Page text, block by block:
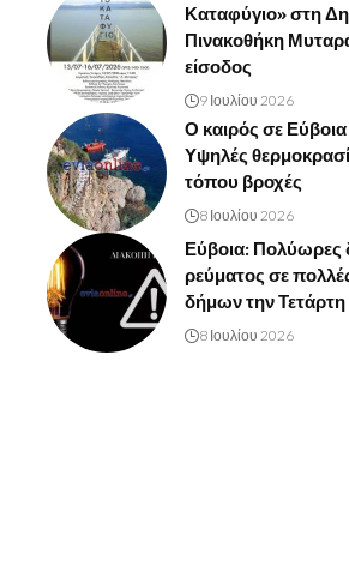
Καταφύγιο» στη
Πινακοθήκη
είσοδος
9 Ιουλίου 2026
Ο καιρός σε
Υψηλές
τόπου βροχές
8 Ιουλίου 2026
Εύβοια: Πολύωρες
ρεύματος σε
δήμων την Τετάρτη
8 Ιουλίου 2026